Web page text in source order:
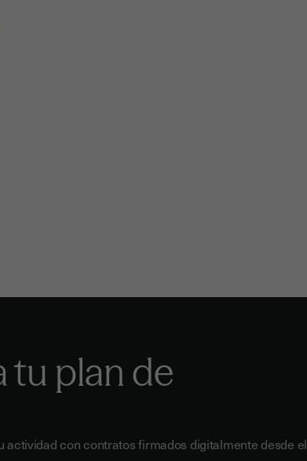
tu plan de
actividad con contratos firmados digitalmente desde el